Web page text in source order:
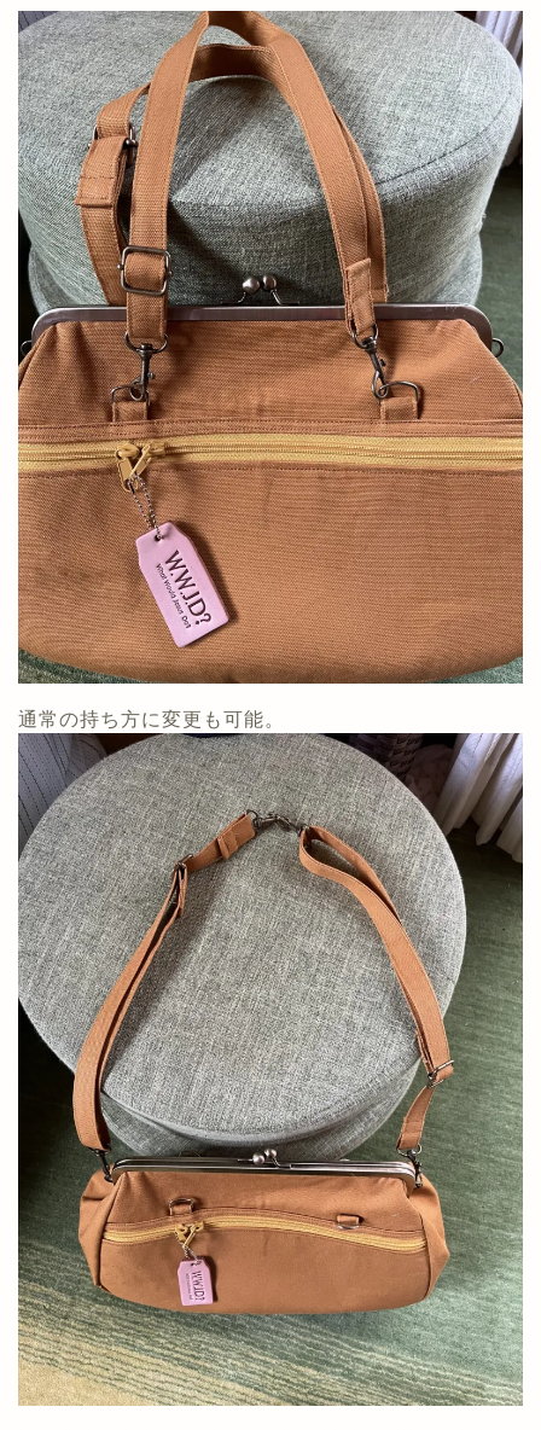
通常の持ち方に変更も可能。